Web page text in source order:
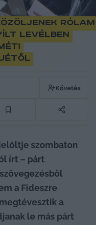
rólam
levélben
Követés
szombaton
írt – párt
a Fideszre
a
le más párt